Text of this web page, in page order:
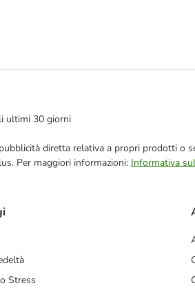
ultimi 30 giorni
diretta relativa a propri prodotti
Per maggiori informazioni: Informativa
Stress